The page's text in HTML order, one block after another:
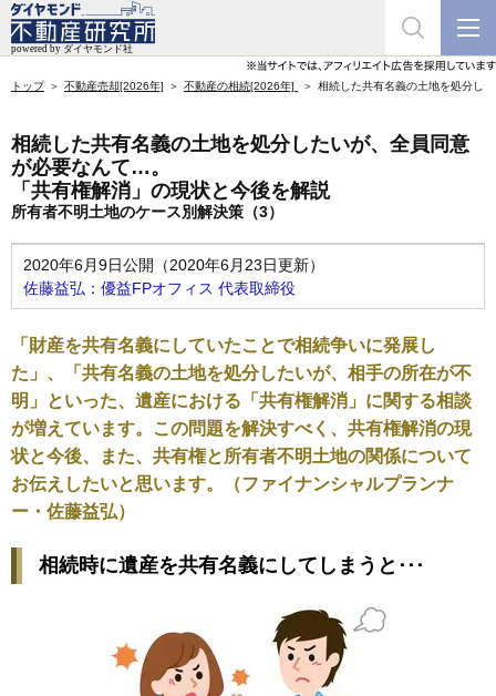
トップ 不動産売却[2026年] 不動産の相続[2026年] 相続した共有名義の土地を処分し
相続した共有名義の土地を処分したいが、全員同意
が必要なんて…。
「共有権解消」の現状と今後を解説
所有者不明土地のケース別解決策（3）
2020年6月9日公開（2020年6月23日更新）
佐藤益弘：優益FPオフィス 代表取締役
「財産を共有名義にしていたことで相続争いに発展し
た」、「共有名義の土地を処分したいが、相手の所在が不
明」といった、遺産における「共有権解消」に関する相談
が増えています。この問題を解決すべく、共有権解消の現
状と今後、また、共有権と所有者不明土地の関係について
お伝えしたいと思います。（ファイナンシャルプランナ
ー・佐藤益弘）
相続時に遺産を共有名義にしてしまうと ･･･